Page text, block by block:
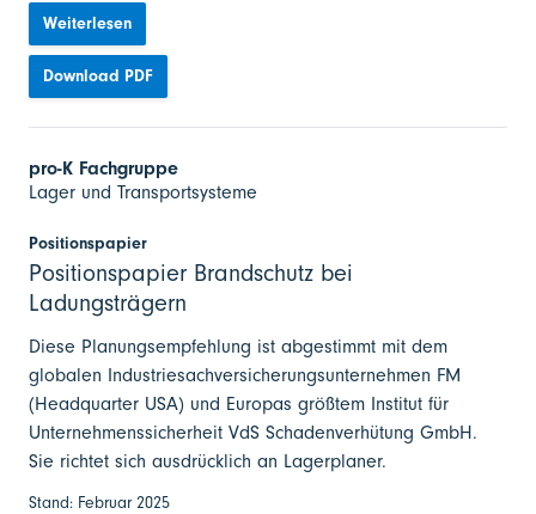
Weiterlesen
Download PDF
pro-K Fachgruppe
Lager und Transportsysteme
Positionspapier
Positionspapier Brandschutz bei
Ladungsträgern
Diese Planungsempfehlung ist abgestimmt mit dem
globalen Industriesachversicherungsunternehmen FM
(Headquarter USA) und Europas größtem Institut für
Unternehmenssicherheit VdS Schadenverhütung GmbH.
Sie richtet sich ausdrücklich an Lagerplaner.
Stand: Februar 2025